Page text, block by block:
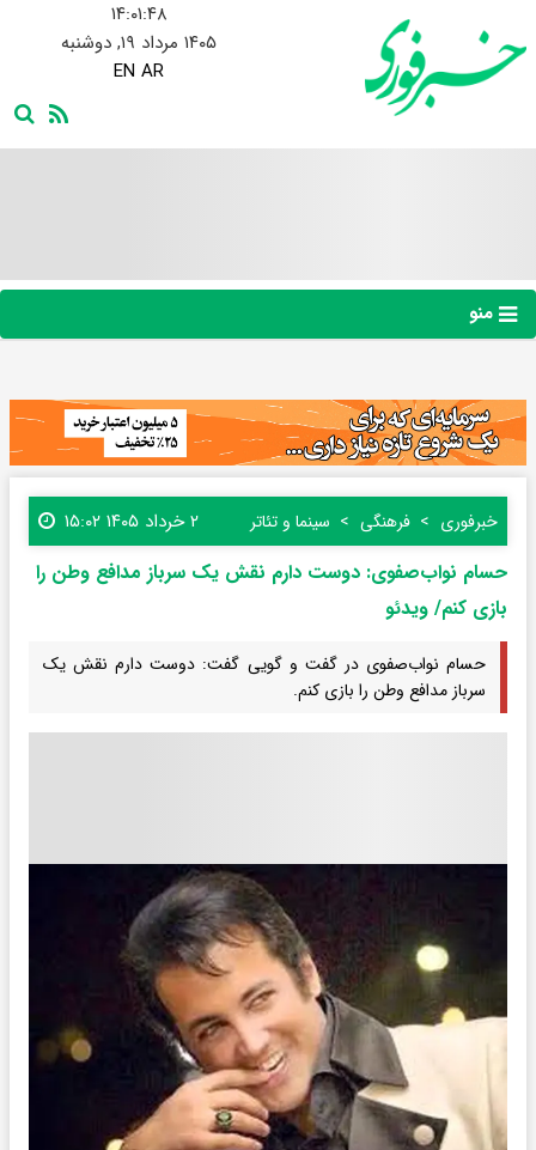
۱۴:۰۱:۴۹
۱۴۰۵ مرداد ۱۹, دوشنبه
EN AR
منو
خبرفوری فرهنگی سینما و تئاتر ۲ خرداد ۱۴۰۵ ۱۵:۰۲
حسام نواب‌صفوی: دوست دارم نقش یک سرباز مدافع وطن را
بازی کنم/ ویدئو
حسام نواب‌صفوی در گفت و گویی گفت: دوست دارم نقش یک
سرباز مدافع وطن را بازی کنم.